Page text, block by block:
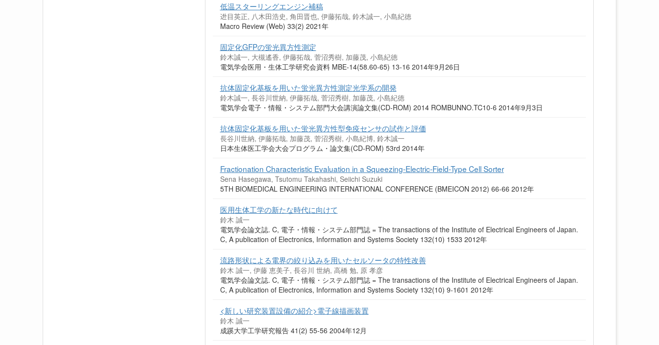
低温スターリングエンジン補稿
迯目英正, 八木田浩史, 角田晋也, 伊藤拓哉, 鈴木誠一, 小島紀徳
Macro Review (Web) 33(2) 2021年
固定化GFPの蛍光異方性測定
鈴木誠一, 大槻遙香, 伊藤拓哉, 菅沼秀樹, 加藤茂, 小島紀徳
電気学会医用・生体工学研究会資料 MBE-14(58.60-65) 13-16 2014年9月26日
抗体固定化基板を用いた蛍光異方性測定光学系の開発
鈴木誠一, 長谷川世納, 伊藤拓哉, 菅沼秀樹, 加藤茂, 小島紀徳
電気学会電子・情報・システム部門大会講演論文集(CD-ROM) 2014 ROMBUNNO.TC10-6 2014年9月3日
抗体固定化基板を用いた蛍光異方性型免疫センサの試作と評価
長谷川世納, 伊藤拓哉, 加藤茂, 菅沼秀樹, 小島紀博, 鈴木誠一
日本生体医工学会大会プログラム・論文集(CD-ROM) 53rd 2014年
Fractionation Characteristic Evaluation in a Squeezing-Electric-Field-Type Cell Sorter
Sena Hasegawa, Tsutomu Takahashi, Seiichi Suzuki
5TH BIOMEDICAL ENGINEERING INTERNATIONAL CONFERENCE (BMEICON 2012) 66-66 2012年
医用生体工学の新たな時代に向けて
鈴木 誠一
電気学会論文誌. C, 電子・情報・システム部門誌 = The transactions of the Institute of Electrical Engineers of Japan.
C, A publication of Electronics, Information and Systems Society 132(10) 1533 2012年
流路形状による電界の絞り込みを用いたセルソータの特性改善
鈴木 誠一, 伊藤 恵美子, 長谷川 世納, 高橋 勉, 原 孝彦
電気学会論文誌. C, 電子・情報・システム部門誌 = The transactions of the Institute of Electrical Engineers of Japan.
C, A publication of Electronics, Information and Systems Society 132(10) 9-1601 2012年
<新しい研究装置設備の紹介>電子線描画装置
鈴木 誠一
成蹊大学工学研究報告 41(2) 55-56 2004年12月